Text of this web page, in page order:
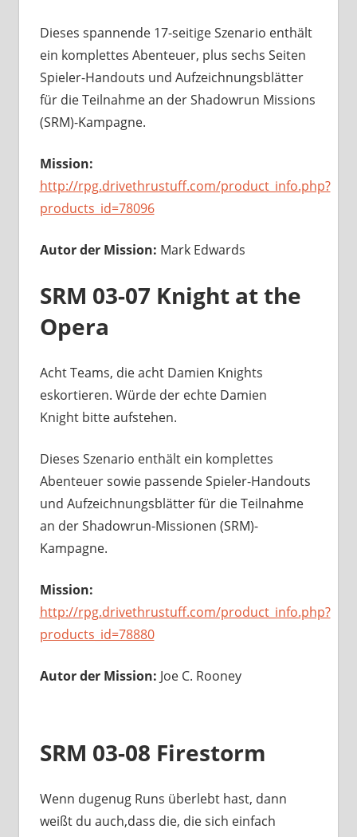
Dieses spannende 17-seitige Szenario enthält
ein komplettes Abenteuer, plus sechs Seiten
Spieler-Handouts und Aufzeichnungsblätter
für die Teilnahme an der Shadowrun Missions
(SRM)-Kampagne.
Mission:
http://rpg.drivethrustuff.com/product_info.php?
products_id=78096
Autor der Mission: Mark Edwards
SRM 03-07 Knight at the
Opera
Acht Teams, die acht Damien Knights
eskortieren. Würde der echte Damien
Knight bitte aufstehen.
Dieses Szenario enthält ein komplettes
Abenteuer sowie passende Spieler-Handouts
und Aufzeichnungsblätter für die Teilnahme
an der Shadowrun-Missionen (SRM)-
Kampagne.
Mission:
http://rpg.drivethrustuff.com/product_info.php?
products_id=78880
Autor der Mission: Joe C. Rooney
SRM 03-08 Firestorm
Wenn dugenug Runs überlebt hast, dann
weißt du auch,dass die, die sich einfach